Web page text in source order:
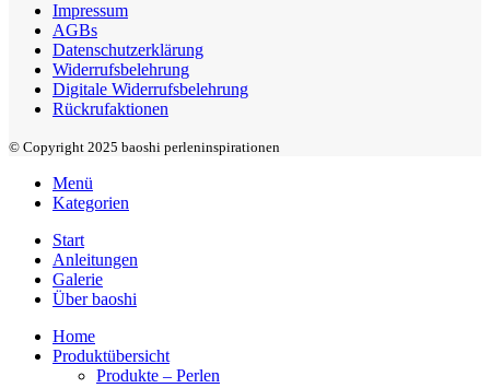
Impressum
AGBs
Datenschutzerklärung
Widerrufsbelehrung
Digitale Widerrufsbelehrung
Rückrufaktionen
© Copyright 2025 baoshi perleninspirationen
Menü
Kategorien
Start
Anleitungen
Galerie
Über baoshi
Home
Produktübersicht
Produkte – Perlen